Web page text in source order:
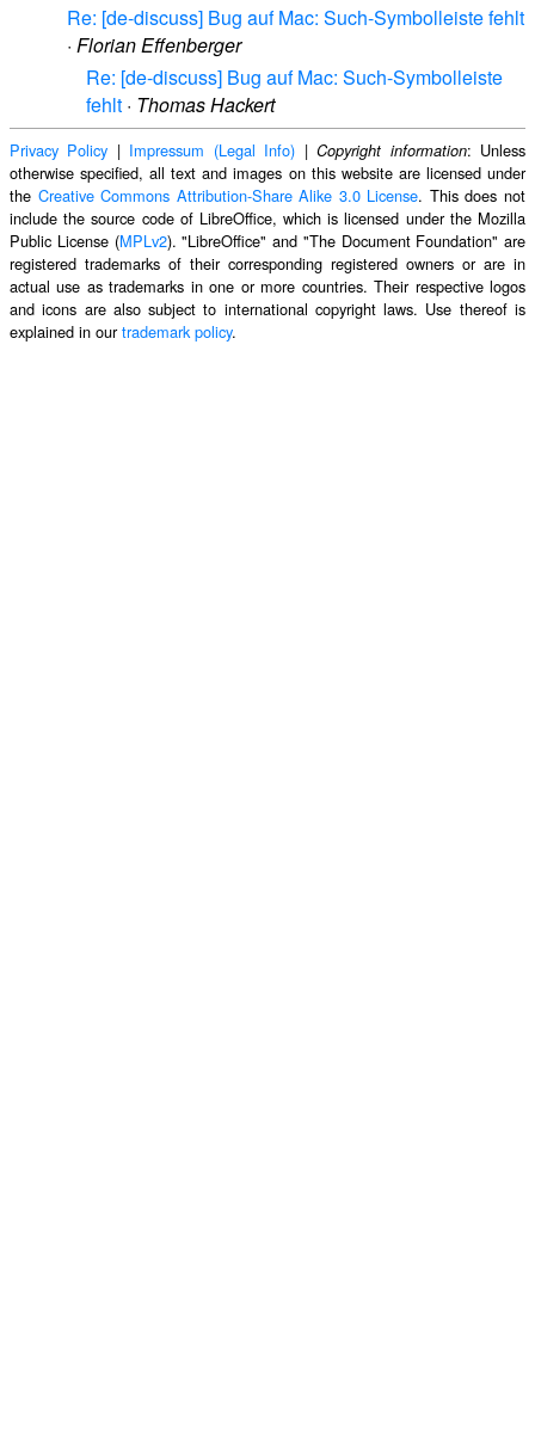
Re: [de-discuss] Bug auf Mac: Such-Symbolleiste fehlt
· Florian Effenberger
Re: [de-discuss] Bug auf Mac: Such-Symbolleiste
fehlt · Thomas Hackert
Privacy Policy | Impressum (Legal Info) |Copyright information: Unless
otherwise specified, all text and images on this website are licensed under
the Creative Commons Attribution-Share Alike 3.0 License. This does not
include the source code of LibreOffice, which is licensed under the Mozilla
Public License (MPLv2). "LibreOffice" and "The Document Foundation" are
registered trademarks of their corresponding registered owners or are in
actual use as trademarks in one or more countries. Their respective logos
and icons are also subject to international copyright laws. Use thereof is
explained in ourtrademark policy.